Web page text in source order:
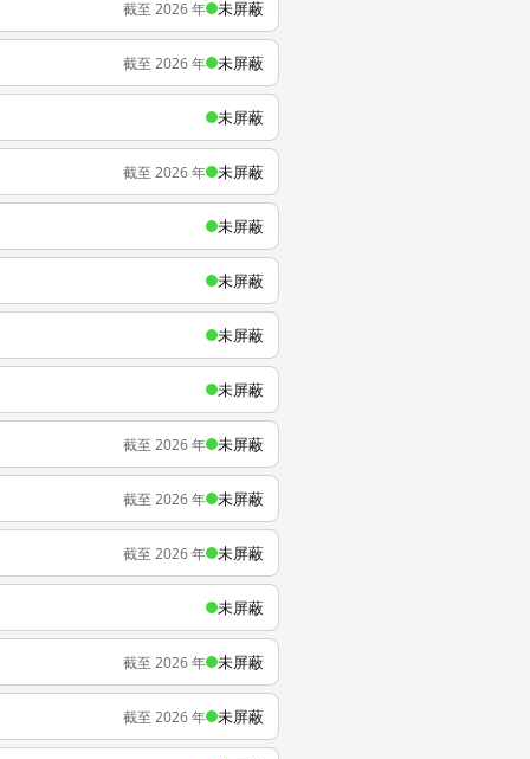
截至 2026 年 未屏蔽
截至 2026 年 未屏蔽
未屏蔽
截至 2026 年 未屏蔽
未屏蔽
未屏蔽
未屏蔽
未屏蔽
截至 2026 年 未屏蔽
截至 2026 年 未屏蔽
截至 2026 年 未屏蔽
未屏蔽
截至 2026 年 未屏蔽
截至 2026 年 未屏蔽